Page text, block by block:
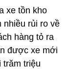
xe tồn kho
nhiều rủi ro về
hàng tỏ ra
được xe mới
trăm triệu